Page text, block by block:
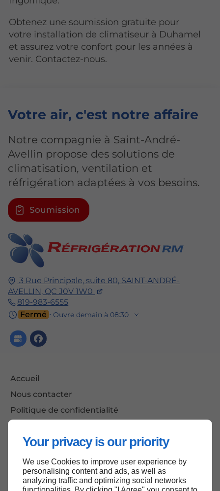
Your privacy is our priority
We use Cookies to improve user experience by
personalising content and ads, as well as
analyzing traffic and optimizing social networks
Obtenez une soumission gratuite pour
votre installation de climatiseur à Duhamel
et assurez votre confort pour les années à
venir. Contactez-nous.
3 Rue Principale, suite 80, SAINT-ANDRÉ-
AVELLIN, QC J0V 1W0
819-983-6555
Fermé ⋅ Ouvre demain à 08:30
Accueil
Nous contacter
Politique de confidentialité
Votre air, c'est notre affaire
Notre compagnie à Saint-André-
Avellin propose des solutions de
climatisation, ventilation et
réfrigération adaptées à vos besoins.
Soumission
Haut de page